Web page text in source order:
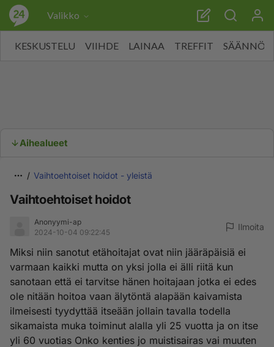
Valikko
KESKUSTELU VIIHDE LAINAA TREFFIT SÄÄNNÖT
Aihealueet
Vaihtoehtoiset hoidot - yleistä
Vaihtoehtoiset hoidot
Anonyymi-ap
2024-10-04 09:22:45
Ilmoita
Miksi niin sanotut etähoitajat ovat niin jääräpäisiä ei
varmaan kaikki mutta on yksi jolla ei älli riitä kun
sanotaan että ei tarvitse hänen hoitajaan jotka ei edes
ole nitään hoitoa vaan älytöntä alapään kaivamista
ilmeisesti tyydyttää itseään jollain tavalla todella
sikamaista muka toiminut alalla yli 25 vuotta ja on itse
yli 60 vuotias Onko kenties jo muistisairas vai muuten